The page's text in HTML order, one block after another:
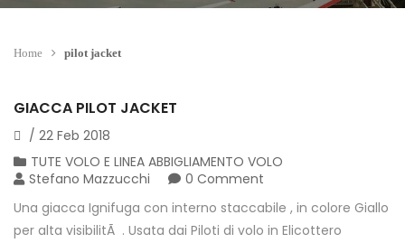
Home pilot jacket
GIACCA PILOT JACKET
/ 22 Feb 2018
TUTE VOLO E LINEA ABBIGLIAMENTO VOLO
Stefano Mazzucchi
0 Comment
Una giacca Ignifuga con interno staccabile , in colore Giallo
per alta visibilitÃ . Usata dai Piloti di volo in Elicottero